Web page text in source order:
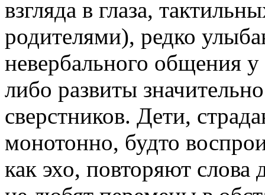
взгляда в глаза,
родителями), редко
невербального общения
либо развиты
сверстников. Дети,
монотонно, будто
как эхо, повторяют